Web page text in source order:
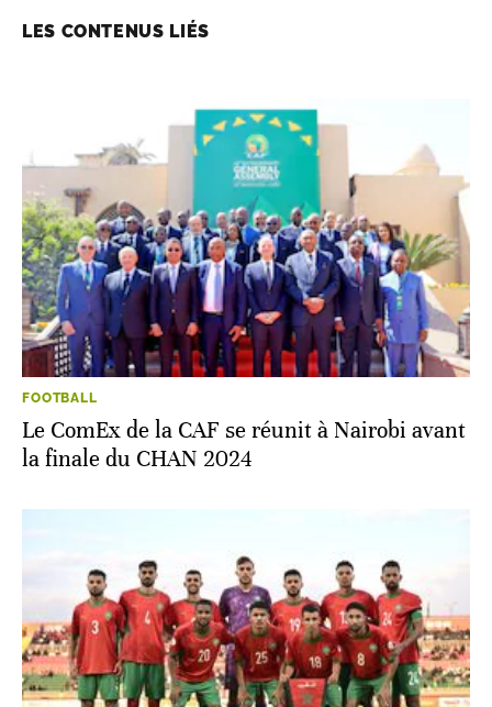
LES CONTENUS LIÉS
FOOTBALL
Le ComEx de la CAF se réunit à Nairobi avant
la finale du CHAN 2024